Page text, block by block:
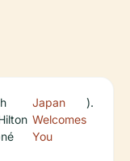
Japan
Welcomes
You
).